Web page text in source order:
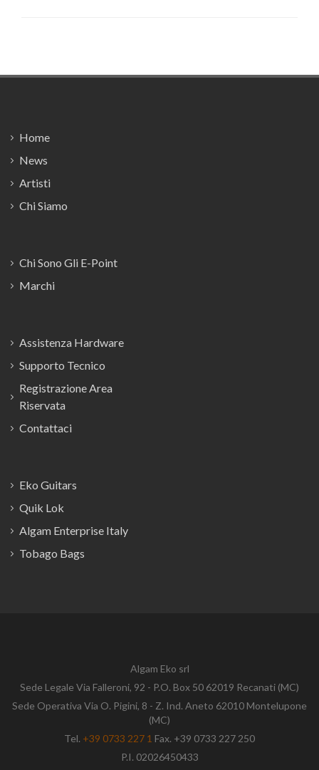
Home
News
Artisti
Chi Siamo
Chi Sono Gli E-Point
Marchi
Assistenza Hardware
Supporto Tecnico
Registrazione Area
Riservata
Contattaci
Eko Guitars
Quik Lok
Algam Enterprise Italy
Tobago Bags
Algam Eko srl
Sede Legale Via Falleroni, 92 - P.O. Box 50 62019 Recanati (MC)
Sede Operativa Via O. Pigini, 8 - Z. Ind. Aneto 62010 Montelupone
(MC)
Tel. +39 0733 227 1 Fax. +39 0733 227 250
P.I. 02026450433